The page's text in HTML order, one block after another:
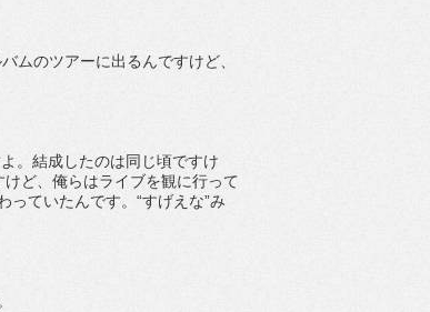
ムのツアーに出るんですけど、
。結成したのは同じ頃ですけ
ど、俺らはライブを観に行って
ていたんです。“すげえな”み